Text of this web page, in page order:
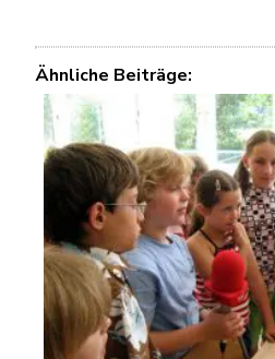
Ähnliche Beiträge: